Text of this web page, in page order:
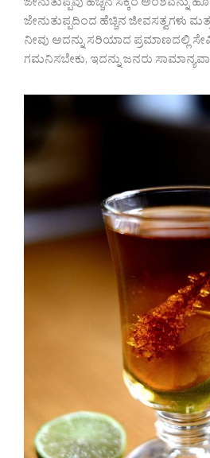
ಜೇನುತುಪ್ಪವು ಹೆಚ್ಚಿನ ಸಕ್ಕರೆ ಅಂಶವನ್ನು
ಜೇನುತುಪ್ಪದಿಂದ ಹೆಚ್ಚಿನ ಜೀವಸತ್ವಗಳು
ನೀವು ಅದನ್ನು ಸರಿಯಾದ ಪ್ರಮಾಣದಲ್ಲಿ
ಗಮನಿಸಬೇಕು, ಇದನ್ನು ಜನರು